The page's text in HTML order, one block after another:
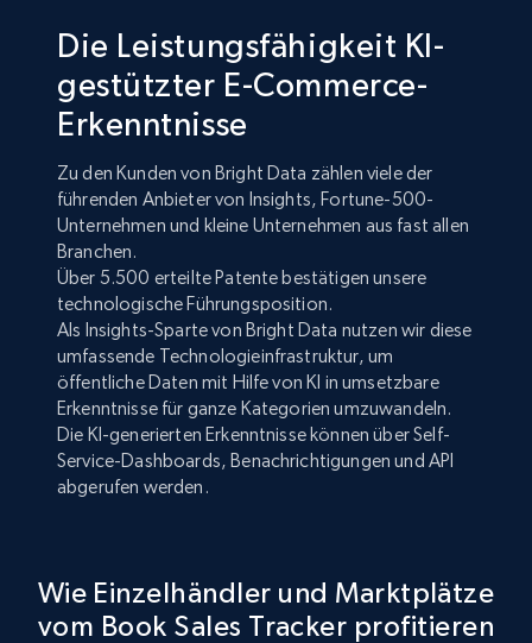
Die Leistungsfähigkeit KI-
gestützter E-Commerce-
Erkenntnisse
Zu den Kunden von Bright Data zählen viele der
führenden Anbieter von Insights, Fortune-500-
Unternehmen und kleine Unternehmen aus fast allen
Branchen.
Über 5.500 erteilte Patente bestätigen unsere
technologische Führungsposition.
Als Insights-Sparte von Bright Data nutzen wir diese
umfassende Technologieinfrastruktur, um
öffentliche Daten mit Hilfe von KI in umsetzbare
Erkenntnisse für ganze Kategorien umzuwandeln.
Die KI-generierten Erkenntnisse können über Self-
Service-Dashboards, Benachrichtigungen und API
abgerufen werden.
Wie Einzelhändler und Marktplätze
vom Book Sales Tracker profitieren